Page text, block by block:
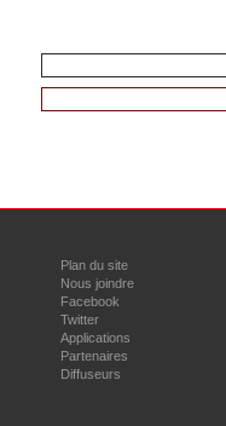
Plan du site
Nous joindre
Facebook
Twitter
Applications
Partenaires
Diffuseurs